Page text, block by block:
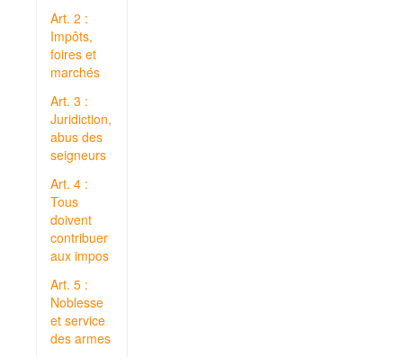
Art. 2 :
Impôts,
foires et
marchés
Art. 3 :
Juridiction,
abus des
seigneurs
Art. 4 :
Tous
doivent
contribuer
aux impos
Art. 5 :
Noblesse
et service
des armes